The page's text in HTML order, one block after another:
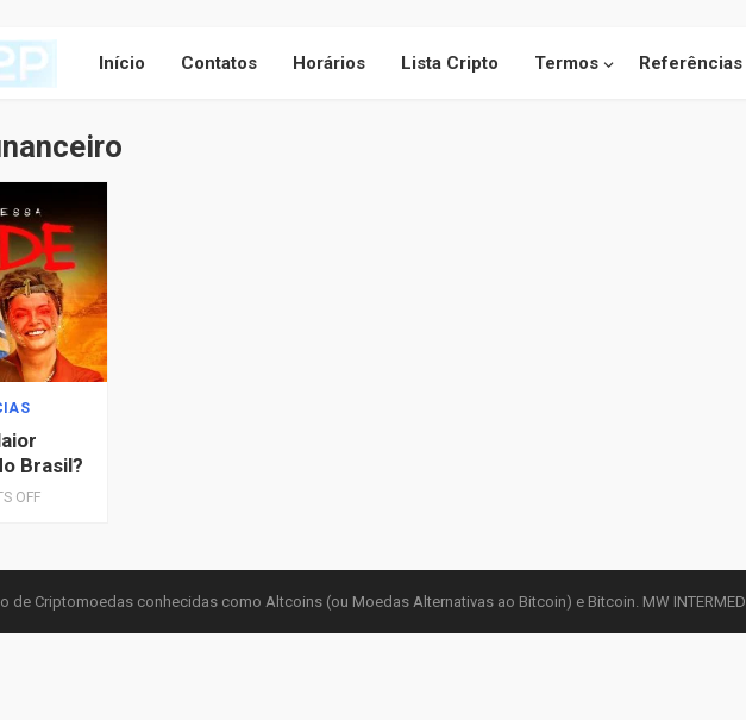
Início Contatos Horários Lista Cripto Termos Referências
Brasil?
OFF
de Criptomoedas conhecidas como Altcoins (ou Moedas Alternativas ao Bitcoin) e Bitcoin. MW